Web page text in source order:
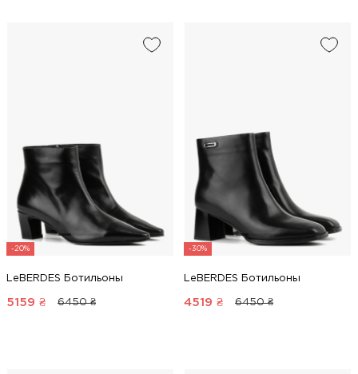
-20%
LeBERDES Ботильоны
5159 ₴ 6450 ₴
-30%
LeBERDES Ботильоны
4519 ₴ 6450 ₴